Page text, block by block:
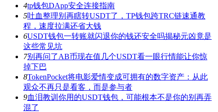
4tp钱包DApp安全连接指南
5吐血整理别再瞎转USDT了，TP钱包跨TRC链速通教
程，速度拉满还省大钱
6USDT钱包一转账就闪退你的钱还安全吗揭秘元凶竟是
这些常见坑
7别再问了AB币现在值几个USDT看一眼行情能让你惊
掉下巴
8TokenPocket将电影爱情变成可拥有的数字资产：从此
观众不再只是看客，而是参与者
9血泪教训你用的USDT钱包，可能根本不是你的别再弄
混了